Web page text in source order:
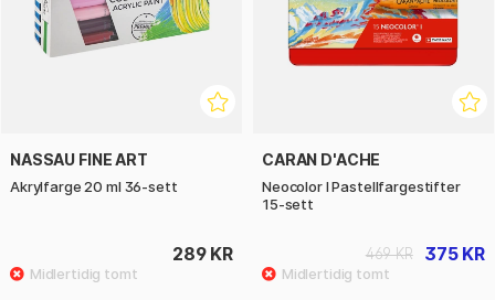
NASSAU FINE ART
Akrylfarge 20 ml 36-sett
289 KR
CARAN D'ACHE
Neocolor I Pastellfargestifter
15-sett
375 KR
469 KR